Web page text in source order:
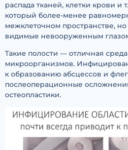
распада тканей, клетки крови и
который более-менее
межклеточном пространстве,
видимые невооруженным
Такие полости — отличная
микроорганизмов.
к образованию абсцессов и
послеоперационные
остеопластики.